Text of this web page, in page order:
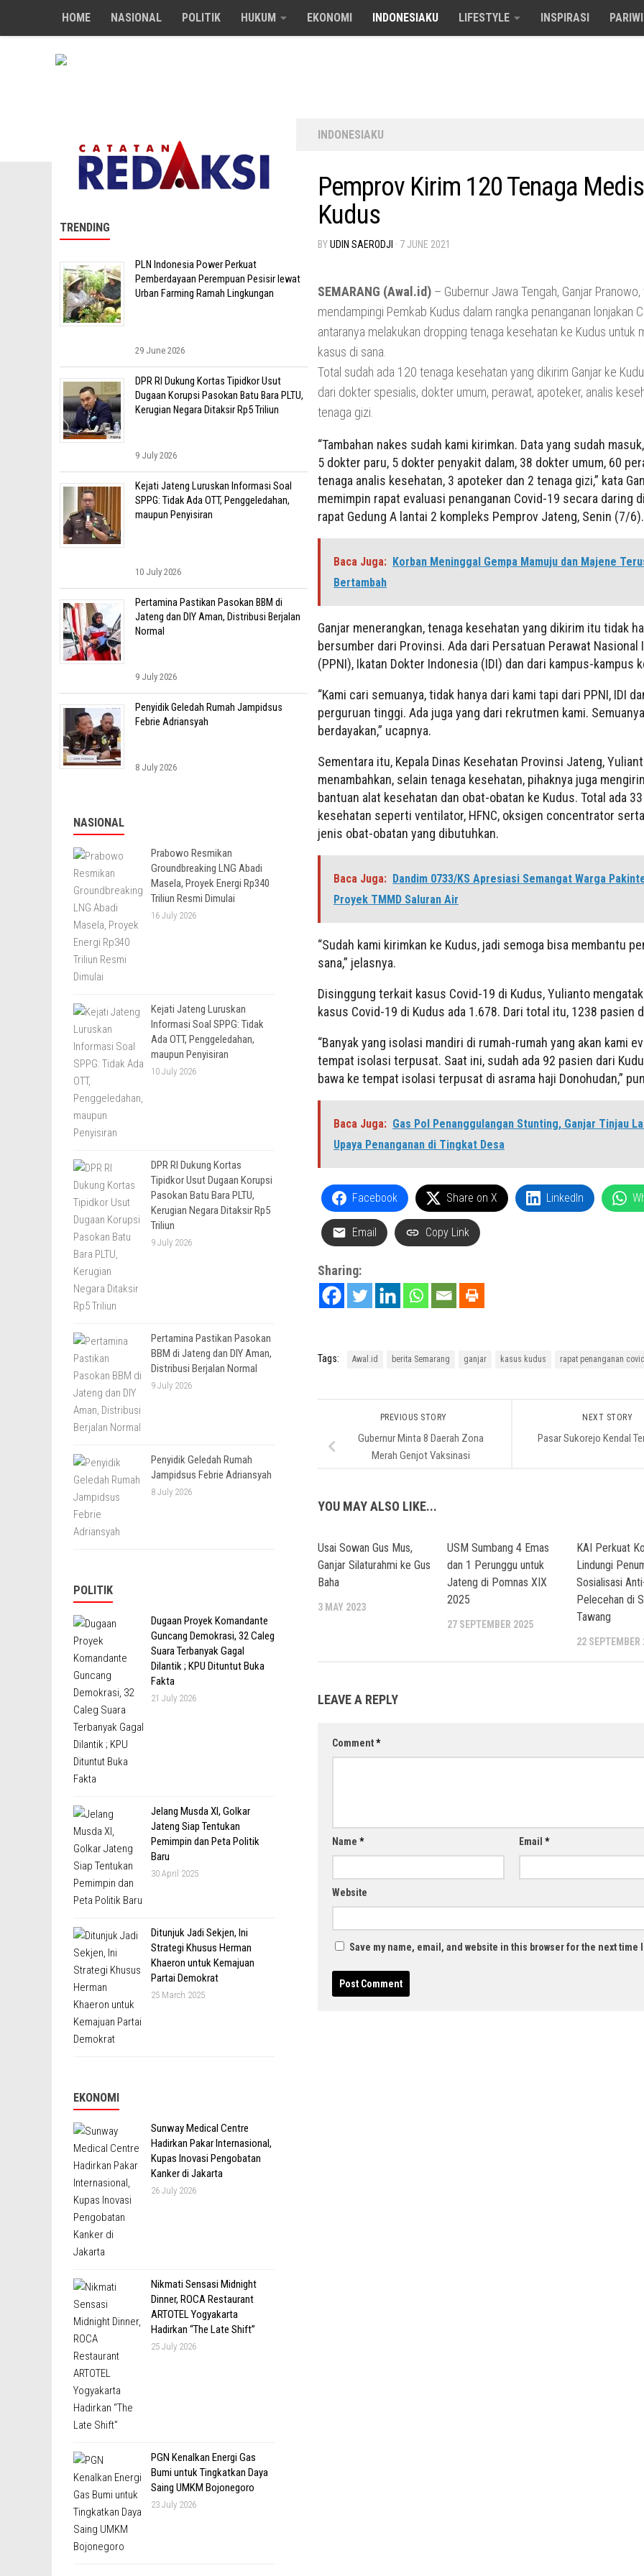
Skip to content
HOME NASIONAL POLITIK HUKUM EKONOMI INDONESIAKU LIFESTYLE INSPIRASI
INDONESIAKU
Pemprov Kirim 120 Tenaga
Kudus
BYUDIN SAERODJI · 7 JUNE 2021
SEMARANG (Awal.id) – Gubernur Jawa Tengah, Ganjar
mendampingi Pemkab Kudus dalam rangka penanganan lonjakan
antaranya melakukan dropping tenaga kesehatan ke Kudus untuk
kasus di sana.
Total sudah ada 120 tenaga kesehatan yang dikirim Ganjar ke
dari dokter spesialis, dokter umum, perawat, apoteker, analis
tenaga gizi.
“Tambahan nakes sudah kami kirimkan. Data yang sudah
5 dokter paru, 5 dokter penyakit dalam, 38 dokter umum, 60
tenaga analis kesehatan, 3 apoteker dan 2 tenaga gizi,” kata
memimpin rapat evaluasi penanganan Covid-19 secara daring
rapat Gedung A lantai 2 kompleks Pemprov Jateng, Senin (7/6).
Baca Juga: Korban Meninggal Gempa Mamuju dan Majene
Bertambah
Ganjar menerangkan, tenaga kesehatan yang dikirim itu tidak
bersumber dari Provinsi. Ada dari Persatuan Perawat Nasional
(PPNI), Ikatan Dokter Indonesia (IDI) dan dari kampus-kampus
“Kami cari semuanya, tidak hanya dari kami tapi dari PPNI, IDI
perguruan tinggi. Ada juga yang dari rekrutmen kami.
berdayakan,” ucapnya.
Sementara itu, Kepala Dinas Kesehatan Provinsi Jateng,
menambahkan, selain tenaga kesehatan, pihaknya juga
bantuan alat kesehatan dan obat-obatan ke Kudus. Total ada
kesehatan seperti ventilator, HFNC, oksigen concentrator
jenis obat-obatan yang dibutuhkan.
Baca Juga: Dandim 0733/KS Apresiasi Semangat Warga
Proyek TMMD Saluran Air
“Sudah kami kirimkan ke Kudus, jadi semoga bisa membantu
sana,” jelasnya.
Disinggung terkait kasus Covid-19 di Kudus, Yulianto
kasus Covid-19 di Kudus ada 1.678. Dari total itu, 1238 pasien
“Banyak yang isolasi mandiri di rumah-rumah yang akan kami
tempat isolasi terpusat. Saat ini, sudah ada 92 pasien dari
bawa ke tempat isolasi terpusat di asrama haji Donohudan,”
Baca Juga: Gas Pol Penanggulangan Stunting, Ganjar Tinjau
Upaya Penanganan di Tingkat Desa
Facebook Share on X LinkedIn
Email Copy Link
Sharing:
Tags: Awal.id berita Semarang ganjar kasus kudus rapat penanganan
NEXT STORY
Pasar Sukorejo Kendal
PREVIOUS STORY
Gubernur Minta 8 Daerah Zona
Merah Genjot Vaksinasi
YOU MAY ALSO LIKE...
Usai Sowan Gus Mus,
Ganjar Silaturahmi ke Gus
Baha
3 MAY 2023
USM Sumbang 4 Emas
dan 1 Perunggu untuk
Jateng di Pomnas XIX
2025
27 SEPTEMBER 2025
KAI Perkuat
Lindungi
Sosialisasi
Pelecehan di
Tawang
22 SEPTEMBER
LEAVE A REPLY
Comment*
Name * Email *
Website
Save my name, email, and website in this browser for the next time
TRENDING
PLN Indonesia Power Perkuat
Pemberdayaan Perempuan Pesisir lewat
Urban Farming Ramah Lingkungan
29 June 2026
DPR RI Dukung Kortas Tipidkor Usut
Dugaan Korupsi Pasokan Batu Bara PLTU,
Kerugian Negara Ditaksir Rp5 Triliun
9 July 2026
Kejati Jateng Luruskan Informasi Soal
SPPG: Tidak Ada OTT, Penggeledahan,
maupun Penyisiran
10 July 2026
Pertamina Pastikan Pasokan BBM di
Jateng dan DIY Aman, Distribusi Berjalan
Normal
9 July 2026
Penyidik Geledah Rumah Jampidsus
Febrie Adriansyah
8 July 2026
NASIONAL
Prabowo Resmikan
Groundbreaking LNG Abadi
Masela, Proyek Energi Rp340
Triliun Resmi Dimulai
16 July 2026
Kejati Jateng Luruskan
Informasi Soal SPPG: Tidak
Ada OTT, Penggeledahan,
maupun Penyisiran
10 July 2026
DPR RI Dukung Kortas
Tipidkor Usut Dugaan Korupsi
Pasokan Batu Bara PLTU,
Kerugian Negara Ditaksir Rp5
Triliun
9 July 2026
Pertamina Pastikan Pasokan
BBM di Jateng dan DIY Aman,
Distribusi Berjalan Normal
9 July 2026
Penyidik Geledah Rumah
Jampidsus Febrie Adriansyah
8 July 2026
POLITIK
Dugaan Proyek Komandante
Guncang Demokrasi, 32 Caleg
Suara Terbanyak Gagal
Dilantik ; KPU Dituntut Buka
Fakta
21 July 2026
Jelang Musda XI, Golkar
Jateng Siap Tentukan
Pemimpin dan Peta Politik
Baru
30 April 2025
Ditunjuk Jadi Sekjen, Ini
Strategi Khusus Herman
Khaeron untuk Kemajuan
Partai Demokrat
25 March 2025
EKONOMI
Sunway Medical Centre
Hadirkan Pakar Internasional,
Kupas Inovasi Pengobatan
Kanker di Jakarta
26 July 2026
Nikmati Sensasi Midnight
Dinner, ROCA Restaurant
ARTOTEL Yogyakarta
Hadirkan “The Late Shift”
25 July 2026
PGN Kenalkan Energi Gas
Bumi untuk Tingkatkan Daya
Saing UMKM Bojonegoro
23 July 2026